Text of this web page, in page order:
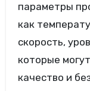
параметры
как
скорость,
которые
качество и